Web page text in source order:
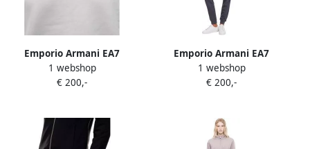
Emporio Armani EA7
Trainingspak 7W001447
AF20758
1 webshop
€ 200,-
Emporio Armani EA7
Trainingspak 7W001447
AF20758
1 webshop
€ 200,-